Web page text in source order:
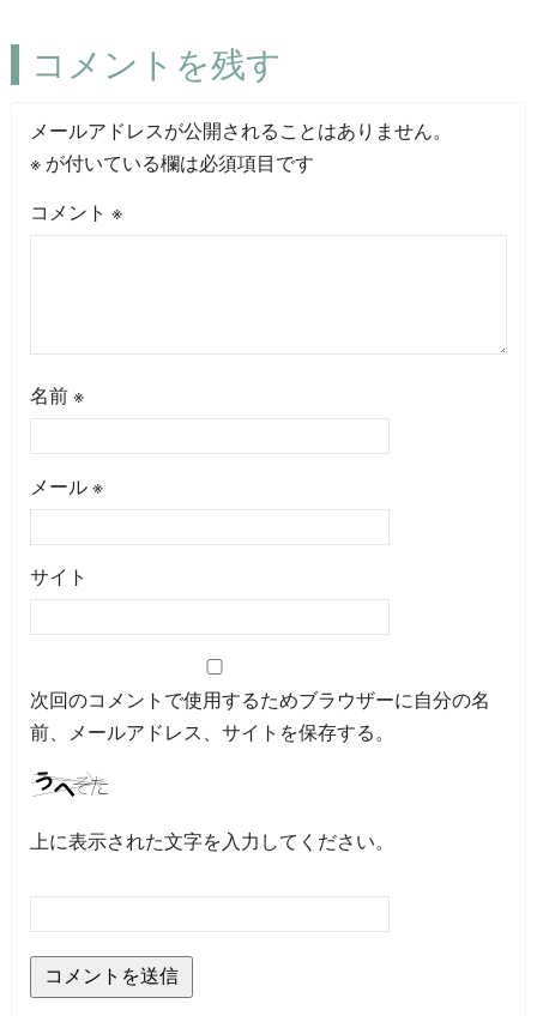
コメントを残す
メールアドレスが公開されることはありません。
※が付いている欄は必須項目です
コメント ※
名前 ※
メール ※
サイト
次回のコメントで使用するためブラウザーに自分の名
前、メールアドレス、サイトを保存する。
上に表示された文字を入力してください。